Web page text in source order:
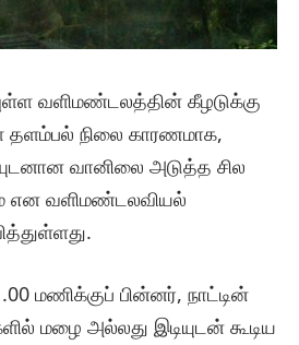
வளிமண்டலத்தின் கீழடுக்கு
தளம்பல் நிலை காரணமாக,
வானிலை அடுத்த சில
என வளிமண்டலவியல்
மணிக்குப் பின்னர், நாட்டின்
மழை அல்லது இடியுடன் கூடிய